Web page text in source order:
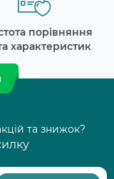
порівняння
характеристик
та знижок?